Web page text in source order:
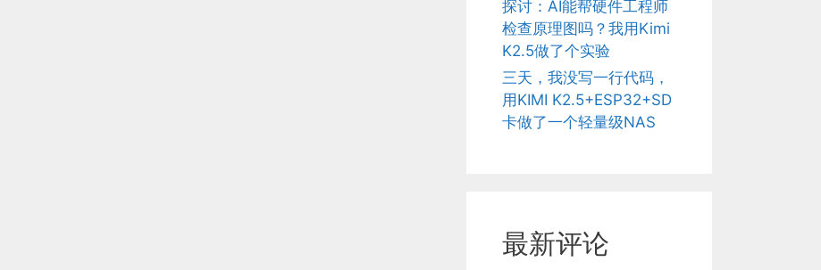
探讨：AI能帮硬件工程师
检查原理图吗？我用Kimi
K2.5做了个实验
三天，我没写一行代码，
用KIMI K2.5+ESP32+SD
卡做了一个轻量级NAS
最新评论